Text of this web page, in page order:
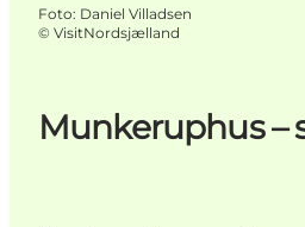
Munkeruphus
Foto: Daniel Villadsen
© VisitNordsjælland